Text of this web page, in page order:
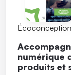
Écoconception
numérique
produits et